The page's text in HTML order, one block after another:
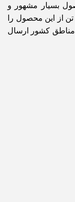
بسیار مشهور و
از این محصول را
مناطق کشور ارسال